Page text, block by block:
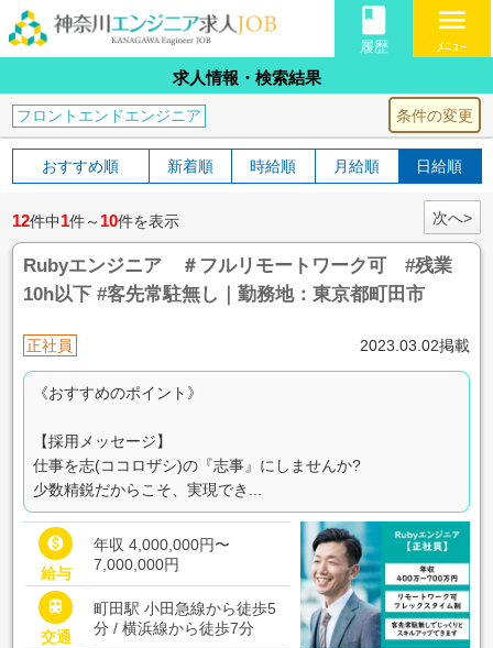
book
履歴
menu
ﾒﾆｭｰ
求人情報・検索結果
条件の変更
フロントエンドエンジニア
おすすめ順 新着順 時給順 月給順 日給順
12件中1件～ 10件を表示 次へ>
Rubyエンジニア ＃フルリモートワーク可 #残業
10h以下 #客先常駐無し｜勤務地：東京都町田市
正社員 2023.03.02掲載
《おすすめのポイント》
【採用メッセージ】
仕事を志(ココロザシ)の『志事』にしませんか?
少数精鋭だからこそ、実現でき...

給与
年収 4,000,000円〜
7,000,000円

交通
町田駅 小田急線から徒歩5
分 / 横浜線から徒歩7分